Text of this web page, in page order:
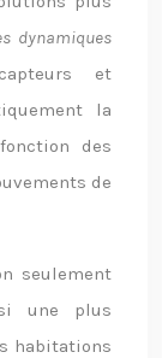
dynamiques
et
la
des
de
seulement
une plus
habitations